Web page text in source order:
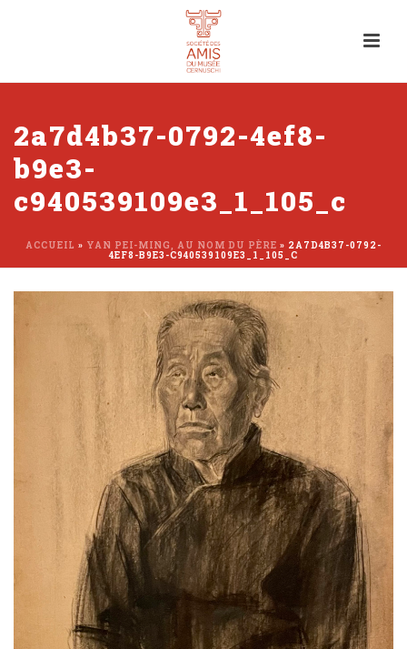
2a7d4b37-0792-4ef8-
b9e3-
c940539109e3_1_105_c
ACCUEIL » YAN PEI-MING, AU NOM DU PÈRE » 2A7D4B37-0792-
4EF8-B9E3-C940539109E3_1_105_C